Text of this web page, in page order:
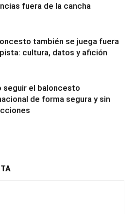
fuera de la cancha
también se juega fuera
cultura, datos y afición
seguir el baloncesto
de forma segura y sin